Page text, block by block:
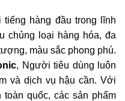
hàng đầu trong lĩnh
chủng loại hàng hóa, đa
màu sắc phong phú.
, Người tiêu dùng luôn
và dịch vụ hậu cần. Với
quốc, các sản phẩm